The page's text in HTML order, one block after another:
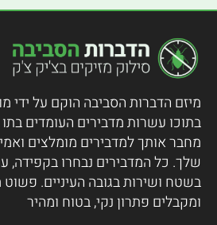
מיזם הדברות הסביבה הוקם על ידי
בתוכו עשרות מדבירים העומדים
מחבר אותך למדבירים מומלצים
שלך. כל המדבירים נבחרו בקפידה,
בשטח ושירות בגובה העיניים.
ומקבלים פתרון נקי, בטוח ומהיר